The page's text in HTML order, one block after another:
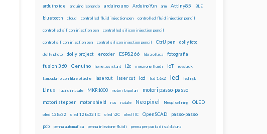
arduino ide arduino leonardo arduino uno Arduino Yún arm Attiny85 BLE
bluetooth cloud controlled fluid injection pen controlled fluid injection pencil
controlled silicon injection pen controlled silicon injection pencil
control silicon injection pen control silicon injection pencil CtrlJ pen dolly foto
dolly photo dolly project encoder ESP8266 fibra ottica fotografia
fusion 360 Genuino home assistant i2c iniezione fluidi IoT joystick
lampadario con fibre ottiche lasercut laser cut lcd lcd 16x2 led led rgb
Linux luci di natale MKR1000 motori bipolari motori passo-passo
motori stepper motor shield nas natale Neopixel Neopixel ring OLED
oled 128x32 oled 128x32 IIC oled i2C oled IIC OpenSCAD passo-passo
pcb penna automatica penna iniezione fluidi penna per pasta di saldatura